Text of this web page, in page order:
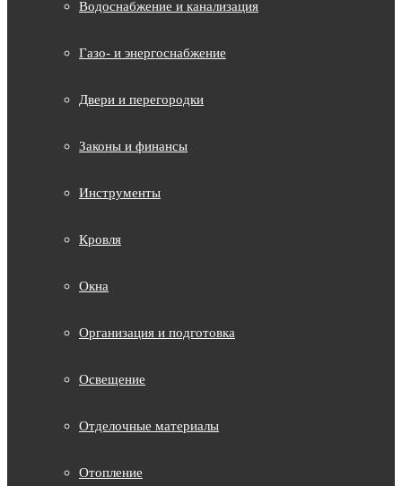
Водоснабжение и канализация
Газо- и энергоснабжение
Двери и перегородки
Законы и финансы
Инструменты
Кровля
Окна
Организация и подготовка
Освещение
Отделочные материалы
Отопление